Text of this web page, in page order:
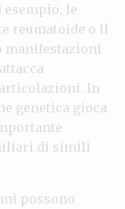
le
reumatoide o il
manifestazioni
In
genetica gioca
di simili
possono